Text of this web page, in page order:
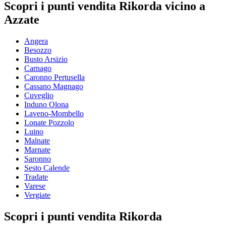
Scopri i punti vendita Rikorda vicino a
Azzate
Angera
Besozzo
Busto Arsizio
Carnago
Caronno Pertusella
Cassano Magnago
Cuveglio
Induno Olona
Laveno-Mombello
Lonate Pozzolo
Luino
Malnate
Marnate
Saronno
Sesto Calende
Tradate
Varese
Vergiate
Scopri i punti vendita Rikorda